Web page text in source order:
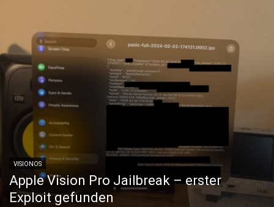
VISIONOS
Apple Vision Pro Jailbreak – erster
Exploit gefunden